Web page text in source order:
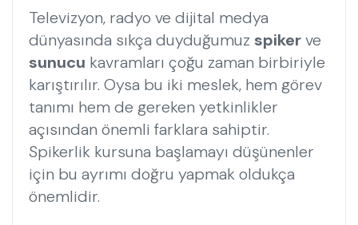
Televizyon, radyo ve dijital medya
dünyasında sıkça duyduğumuz spikerve
sunucu kavramları çoğu zaman birbiriyle
karıştırılır. Oysa bu iki meslek, hem görev
tanımı hem de gereken yetkinlikler
açısından önemli farklara sahiptir.
Spikerlik kursuna başlamayı düşünenler
için bu ayrımı doğru yapmak oldukça
önemlidir.